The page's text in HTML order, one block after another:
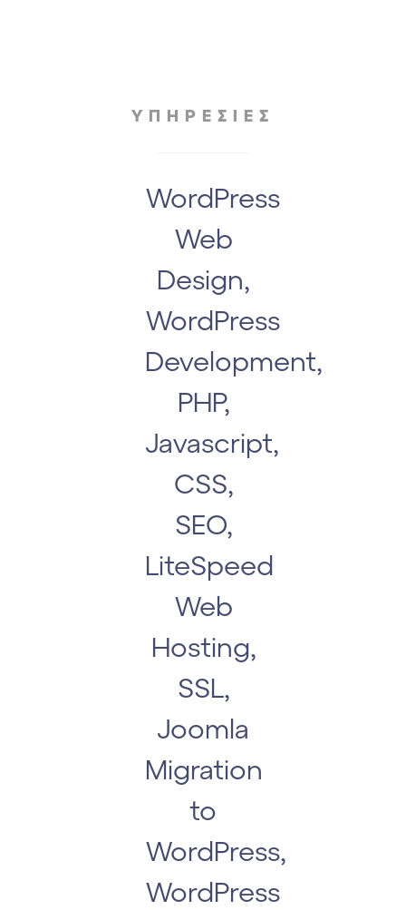
ΥΠΗΡΕΣΙΕΣ
WordPress
Web
Design,
WordPress
Development,
PHP,
Javascript,
CSS,
SEO,
LiteSpeed
Web
Hosting,
SSL,
Joomla
Migration
to
WordPress,
WordPress